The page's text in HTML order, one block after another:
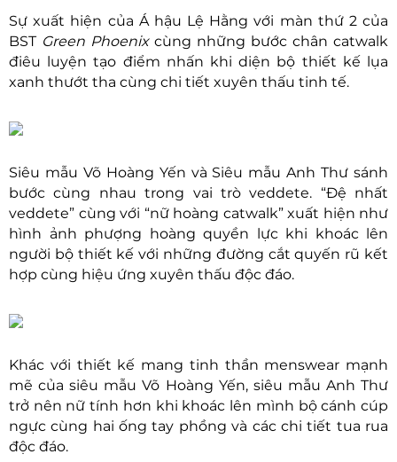
Sự xuất hiện của Á hậu Lệ Hằng với màn thứ 2 của
BST Green Phoenixcùng những bước chân catwalk
điêu luyện tạo điểm nhấn khi diện bộ thiết kế lụa
xanh thướt tha cùng chi tiết xuyên thấu tinh tế.
Siêu mẫu Võ Hoàng Yến và Siêu mẫu Anh Thư sánh
bước cùng nhau trong vai trò veddete. “Đệ nhất
veddete” cùng với “nữ hoàng catwalk” xuất hiện như
hình ảnh phượng hoàng quyền lực khi khoác lên
người bộ thiết kế với những đường cắt quyến rũ kết
hợp cùng hiệu ứng xuyên thấu độc đáo.
Khác với thiết kế mang tinh thần menswear mạnh
mẽ của siêu mẫu Võ Hoàng Yến, siêu mẫu Anh Thư
trở nên nữ tính hơn khi khoác lên mình bộ cánh cúp
ngực cùng hai ống tay phồng và các chi tiết tua rua
độc đáo.